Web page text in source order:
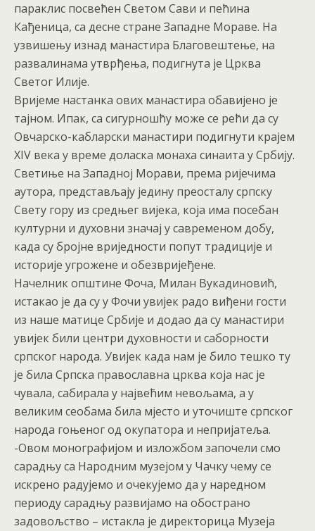
параклис посвећен Светом Сави и пећина
Кађеница, са десне стране Западне Мораве. На
узвишењу изнад манастира Благовештење, на
развалинама утврђења, подигнута је Црква
Светог Илије.
Вријеме настанка ових манастира обавијено је
тајном. Ипак, са сигурношћу може се рећи да су
Овчарско-кабларски манастири подигнути крајем
XIV века у време доласка монаха синаита у Србију.
Светиње на Западној Морави, према ријечима
аутора, представљају једину преосталу српску
Свету гору из средњег вијека, која има посебан
културни и духовни значај у савременом добу,
када су бројне вриједности попут традиције и
историје угрожене и обезвријеђене.
Начелник општине Фоча, Милан Вукадиновић,
истакао је да су у Фочи увијек радо виђени гости
из наше матице Србије и додао да су манастири
увијек били центри духовности и саборности
српског народа. Увијек када нам је било тешко ту
је била Српска православна црква која нас је
чувала, сабирала у највећим невољама, а у
великим сеобама била мјесто и уточиште српског
народа гоњеног од окупатора и непријатеља.
-Овом монографијом и изложбом започели смо
сарадњу са Народним музејом у Чачку чему се
искрено радујемо и очекујемо да у наредном
периоду сарадњу развијамо на обострано
задовољство – истакла је директорица Музеја